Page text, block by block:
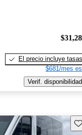
El precio incluye tasas
$681/mes
Verif. disponibilidad